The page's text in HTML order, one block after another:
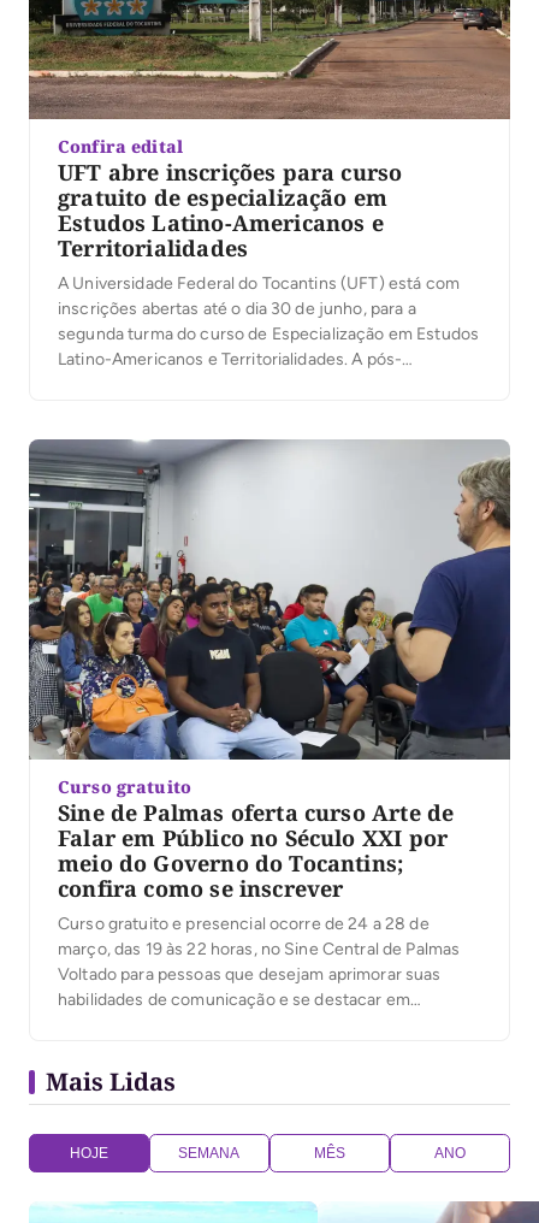
Confira edital
UFT abre inscrições para curso
gratuito de especialização em
Estudos Latino-Americanos e
Territorialidades
A Universidade Federal do Tocantins (UFT) está com
inscrições abertas até o dia 30 de junho, para a
segunda turma do curso de Especialização em Estudos
Latino-Americanos e Territorialidades. A pós-
no Câmpus de Palmas. O início das aulas está […]
Curso gratuito
Sine de Palmas oferta curso Arte de
Falar em Público no Século XXI por
meio do Governo do Tocantins;
confira como se inscrever
Curso gratuito e presencial ocorre de 24 a 28 de
março, das 19 às 22 horas, no Sine Central de Palmas
Voltado para pessoas que desejam aprimorar suas
habilidades de comunicação e se destacar em
Desenvolvimento Social (Setas) e Superintendência
do […]
Mais Lidas
HOJE SEMANA MÊS ANO